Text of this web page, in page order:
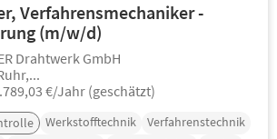
Verfahrensmechaniker -
(m/w/d)
Drahtwerk GmbH
€/Jahr (geschätzt)
Werkstofftechnik
Verfahrenstechnik